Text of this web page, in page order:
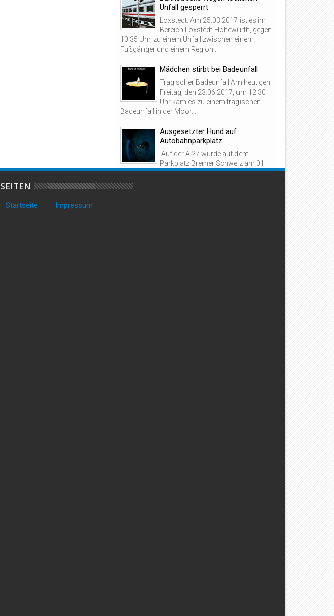
27
34-Jähriger in Cuxhaven
ausgeraubt – offenbar sechs
Täter beteiligt
27
2026
20-Meter-Rotorblatt treibt
Nordsee – Bundespolizei
Unfall gesperrt
Loxstedt. Am 25.03.2017 ist es im
Bereich Loxstedt-Hohewurth, gegen
10:35 Uhr, zu einem Unfall zwischen einem
Fußgänger und einem Region...
Mädchen stirbt bei Badeunfall
Tragischer Badeunfall Am heutigen
Freitag, den 23.06.2017, um 12:30
Uhr kam es zu einem tragischen
Badeunfall in der Moor...
Ausgesetzter Hund auf
Autobahnparkplatz
Auf der A 27 wurde auf dem
Parkplatz Bremer Schweiz am 01.
Oktober 2016, gegen 00.25 Uhr, beobachtet, wie
ein schwarzer Mischlingshund a...
SEITEN
Startseite Impressum